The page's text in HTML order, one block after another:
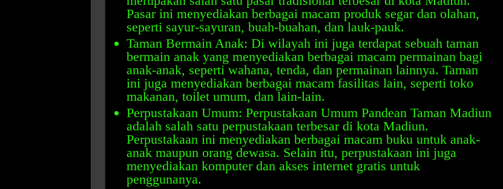
Pasar ini menyediakan berbagai macam produk segar dan olahan,
seperti sayur-sayuran, buah-buahan, dan lauk-pauk.
Taman Bermain Anak: Di wilayah ini juga terdapat sebuah taman
bermain anak yang menyediakan berbagai macam permainan bagi
anak-anak, seperti wahana, tenda, dan permainan lainnya. Taman
ini juga menyediakan berbagai macam fasilitas lain, seperti toko
makanan, toilet umum, dan lain-lain.
Perpustakaan Umum: Perpustakaan Umum Pandean Taman Madiun
adalah salah satu perpustakaan terbesar di kota Madiun.
Perpustakaan ini menyediakan berbagai macam buku untuk anak-
anak maupun orang dewasa. Selain itu, perpustakaan ini juga
menyediakan komputer dan akses internet gratis untuk
penggunanya.